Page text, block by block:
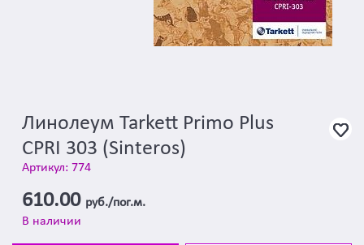
Линолеум Tarkett Primo Plus
CPRI 303 (Sinteros)
Артикул: 774
610.00 руб./пог.м.
В наличии